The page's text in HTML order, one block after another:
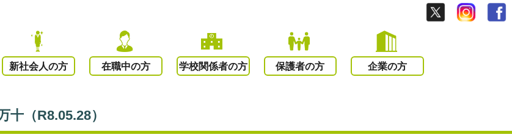
新社会人の方 在職中の方 学校関係者の方 保護者の方 企業の方
（R8.05.28）